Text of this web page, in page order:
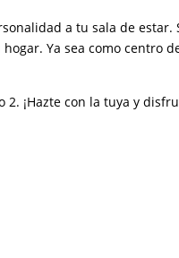
a tu sala de
Ya sea como centro
¡Hazte con la tuya y